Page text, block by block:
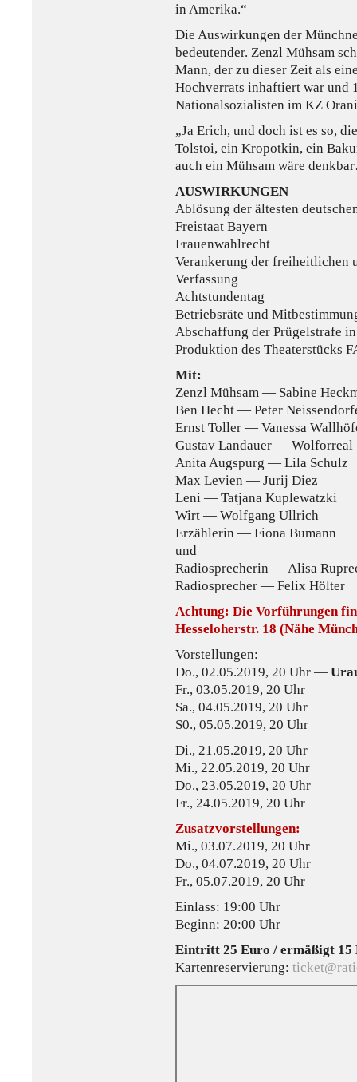
in Amerika.“
Die Auswirkungen der
bedeutender. Zenzl Mühsam
Mann, der zu dieser Zeit als
Hochverrats inhaftiert war und
Nationalsozialisten im KZ
„Ja Erich, und doch ist es so,
Tolstoi, ein Kropotkin, ein
auch ein Mühsam wäre
AUSWIRKUNGEN
Ablösung der ältesten
Freistaat Bayern
Frauenwahlrecht
Verankerung der freiheitlichen
Verfassung
Achtstundentag
Betriebsräte und
Abschaffung der Prügelstrafe
Produktion des Theaterstücks
Mit:
Zenzl Mühsam — Sabine
Ben Hecht — Peter
Ernst Toller — Vanessa
Gustav Landauer — Wolforreal
Anita Augspurg — Lila Schulz
Max Levien — Jurij Diez
Leni — Tatjana Kuplewatzki
Wirt — Wolfgang Ullrich
Erzählerin — Fiona Bumann
und
Radiosprecherin — Alisa
Radiosprecher — Felix Hölter
Achtung: Die Vorführungen
Hesseloherstr. 18 (Nähe
Vorstellungen:
Do., 02.05.2019, 20 Uhr —
Fr., 03.05.2019, 20 Uhr
Sa., 04.05.2019, 20 Uhr
S0., 05.05.2019, 20 Uhr
Di., 21.05.2019, 20 Uhr
Mi., 22.05.2019, 20 Uhr
Do., 23.05.2019, 20 Uhr
Fr., 24.05.2019, 20 Uhr
Zusatzvorstellungen:
Mi., 03.07.2019, 20 Uhr
Do., 04.07.2019, 20 Uhr
Fr., 05.07.2019, 20 Uhr
Einlass: 19:00 Uhr
Beginn: 20:00 Uhr
Eintritt 25 Euro / ermäßigt 15
Kartenreservierung: